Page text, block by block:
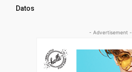
Datos
- Advertisement -